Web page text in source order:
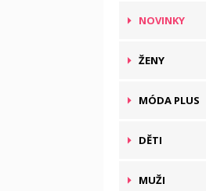
NOVINKY
ŽENY
MÓDA PLUS
DĚTI
MUŽI